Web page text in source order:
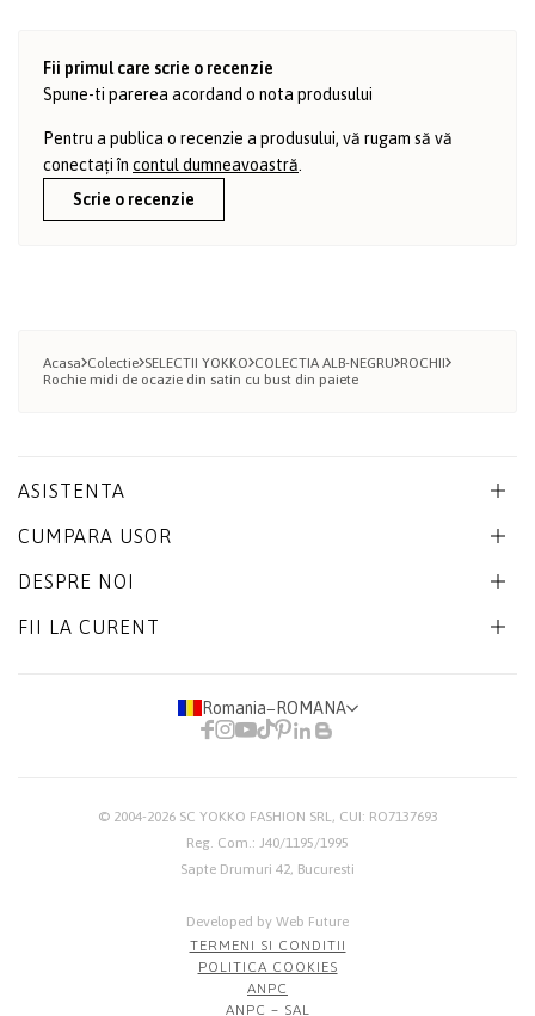
Fii primul care scrie o recenzie
Spune-ti parerea acordand o nota produsului
Pentru a publica o recenzie a produsului, vă rugam să vă
conectați în contul dumneavoastră
Scrie o recenzie
Acasa Colectie SELECTII YOKKO COLECTIA ALB-NEGRU ROCHII
Rochie midi de ocazie din satin cu bust din paiete
ASISTENTA
CUMPARA USOR
DESPRE NOI
FII LA CURENT
Romania− ROMANA
© 2004-2026 SC YOKKO FASHION SRL, CUI: RO7137693
Reg. Com.: J40/1195/1995
Sapte Drumuri 42, Bucuresti
Developed by Web Future
TERMENI SI CONDITII
POLITICA COOKIES
ANPC
ANPC – SAL